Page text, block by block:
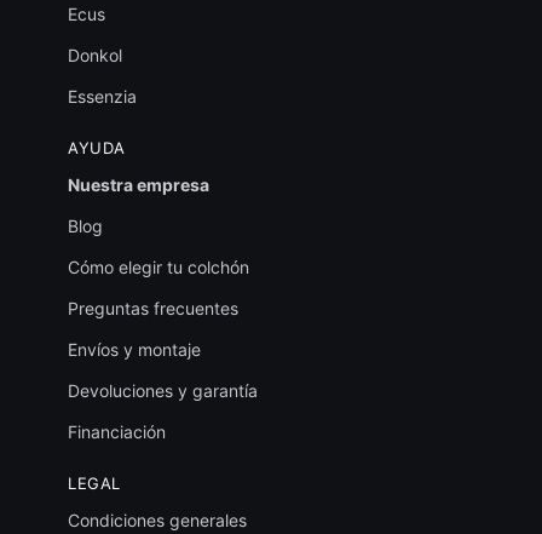
Ecus
Donkol
Essenzia
AYUDA
Nuestra empresa
Blog
Cómo elegir tu colchón
Preguntas frecuentes
Envíos y montaje
Devoluciones y garantía
Financiación
LEGAL
Condiciones generales